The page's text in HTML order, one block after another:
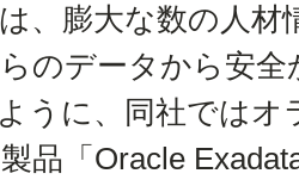
、膨大な数の人材
のデータから安
うに、同社では
品「Oracle